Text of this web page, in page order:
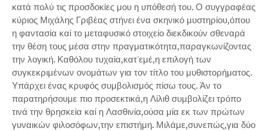
κατά πολύ τις προσδοκίες μου η υπόθεσή του. Ο συγγραφέας
κύριος Μιχάλης Γριβέας στήνει ένα σκηνικό μυστηρίου,όπου
η φαντασία καί το μεταφυσικό στοιχείο διεκδικούν σθεναρά
την θέση τους μέσα στην πραγματικότητα,παραγκωνίζοντας
την λογική. Καθόλου τυχαία,κατ'εμέ,η επιλογή των
συγκεκριμένων ονομάτων για τον τίτλο του μυθιστορήματος.
Υπάρχει ένας κρυφός συμβολισμός πίσω τους. Άν το
παρατηρήσουμε πιο προσεκτικά,η Λίλιθ συμβολίζει τρόπο
τινά την θρησκεία καί η Λασθινία,ούσα μία εκ των πρώτων
γυναικών φιλοσόφων,την επιστήμη. Μιλάμε,συνεπώς,για δύο